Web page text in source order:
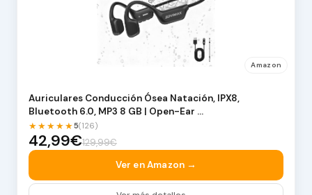
Amazon
Auriculares Conducción Ósea Natación, IPX8,
Bluetooth 6.0, MP3 8 GB | Open-Ear …
★★★★★5(126)
42,99€129,99€
Ver en Amazon →